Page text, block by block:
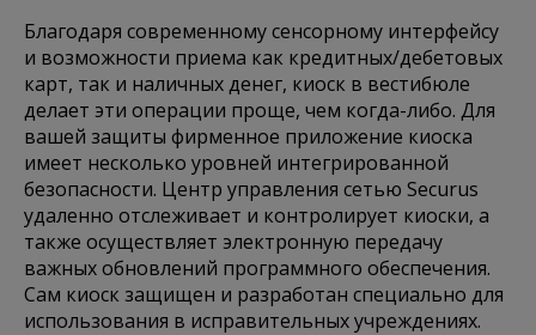
Благодаря современному сенсорному интерфейсу
и возможности приема как кредитных/дебетовых
карт, так и наличных денег, киоск в вестибюле
делает эти операции проще, чем когда-либо. Для
вашей защиты фирменное приложение киоска
имеет несколько уровней интегрированной
безопасности. Центр управления сетью Securus
удаленно отслеживает и контролирует киоски, а
также осуществляет электронную передачу
важных обновлений программного обеспечения.
Сам киоск защищен и разработан специально для
использования в исправительных учреждениях.